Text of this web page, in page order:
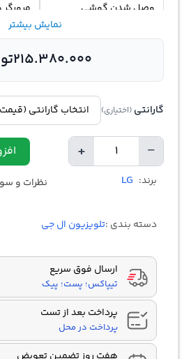
وصل شدن گوشی
نمایش بیشتر
215.380.000
گارانتی (اختیاری)
−
تعداد +
برند: LG نظرات و
دسته بندی :تلویزیون ال جی
ارسال فوق سریع
تیپاکس؛ پست؛ پیک
پرداخت بعد از تست
پرداخت در محل